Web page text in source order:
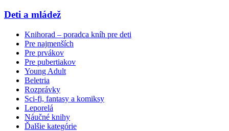
Deti a mládež
Knihorad – poradca kníh pre deti
Pre najmenších
Pre prvákov
Pre pubertiakov
Young Adult
Beletria
Rozprávky
Sci-fi, fantasy a komiksy
Leporelá
Náučné knihy
Ďalšie kategórie